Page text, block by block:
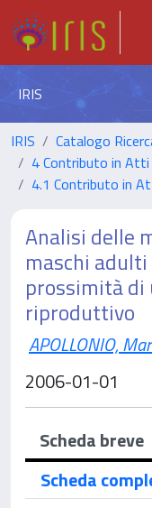
IRIS
IRIS
Catalogo
4 Contributo in Atti
4.1 Contributo in
Analisi delle
maschi
prossimità di
riproduttivo
APOLLONIO,
2006-01-01
Scheda breve
Scheda